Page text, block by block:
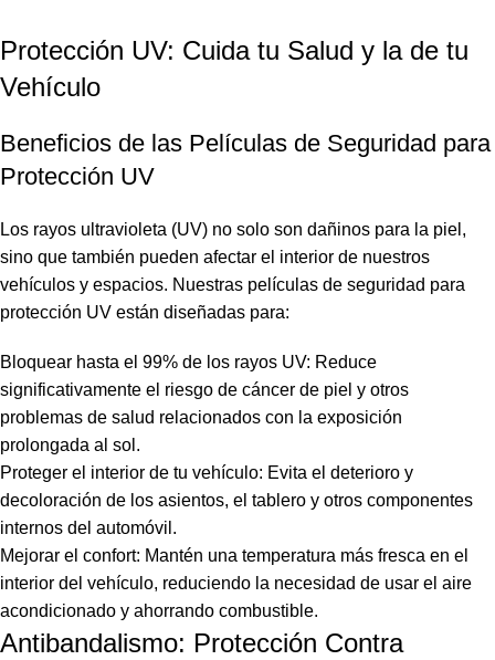
Protección UV: Cuida tu Salud y la de tu
Vehículo
Beneficios de las Películas de Seguridad para
Protección UV
Los rayos ultravioleta (UV) no solo son dañinos para la piel,
sino que también pueden afectar el interior de nuestros
vehículos y espacios. Nuestras películas de seguridad para
protección UV están diseñadas para:
Bloquear hasta el 99% de los rayos UV: Reduce
significativamente el riesgo de cáncer de piel y otros
problemas de salud relacionados con la exposición
prolongada al sol.
Proteger el interior de tu vehículo: Evita el deterioro y
decoloración de los asientos, el tablero y otros componentes
internos del automóvil.
Mejorar el confort: Mantén una temperatura más fresca en el
interior del vehículo, reduciendo la necesidad de usar el aire
acondicionado y ahorrando combustible.
Antibandalismo: Protección Contra